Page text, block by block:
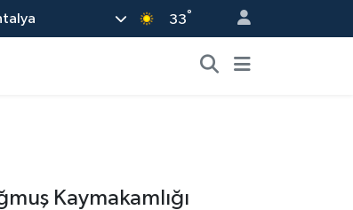
33°
Kaymakamlığı